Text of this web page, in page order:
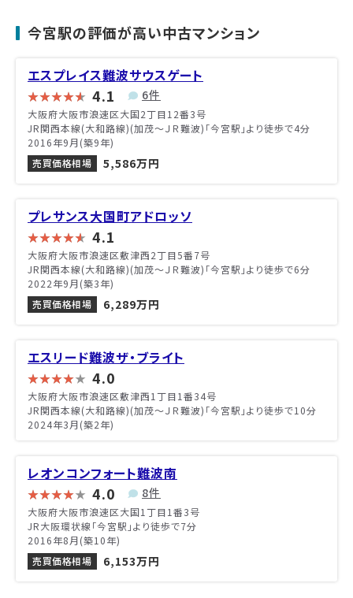
今宮駅の評価が高い中古マンション
エスプレイス難波サウスゲート
4.1 6件
大阪府大阪市浪速区大国2丁目12番3号
JR関西本線(大和路線)(加茂～ＪＲ難波)「今宮駅」より徒歩で4分
2016年9月(築9年)
売買価格相場
5,586万円
プレサンス大国町アドロッソ
4.1
大阪府大阪市浪速区敷津西2丁目5番7号
JR関西本線(大和路線)(加茂～ＪＲ難波)「今宮駅」より徒歩で6分
2022年9月(築3年)
売買価格相場
6,289万円
エスリード難波ザ・ブライト
4.0
大阪府大阪市浪速区敷津西1丁目1番34号
JR関西本線(大和路線)(加茂～ＪＲ難波)「今宮駅」より徒歩で10分
2024年3月(築2年)
レオンコンフォート難波南
4.0 8件
大阪府大阪市浪速区大国1丁目1番3号
JR大阪環状線「今宮駅」より徒歩で7分
2016年8月(築10年)
売買価格相場
6,153万円